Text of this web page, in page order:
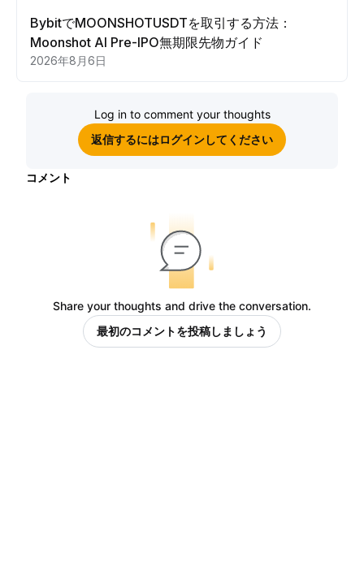
BybitでMOONSHOTUSDTを取引する方法：
Moonshot AI Pre-IPO無期限先物ガイド
2026年8月6日
Log in to comment your thoughts
返信するにはログインしてください
コメント
Share your thoughts and drive the conversation.
最初のコメントを投稿しましょう